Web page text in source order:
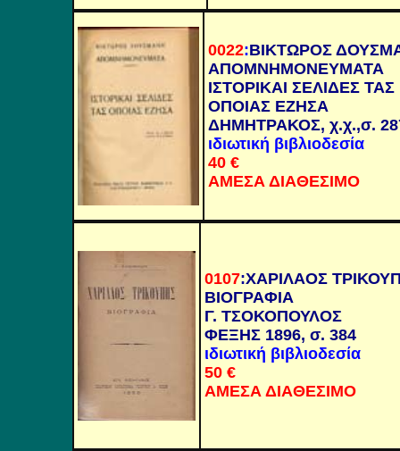
0022:ΒΙΚΤΩΡΟΣ
ΑΠΟΜΝΗΜΟΝΕΥΜΑΤΑ
ΙΣΤΟΡΙΚΑΙ ΣΕΛΙΔΕΣ ΤΑΣ
ΟΠΟΙΑΣ ΕΖΗΣΑ
ΔΗΜΗΤΡΑΚΟΣ, χ.χ.,σ.
ιδιωτική βιβλιοδεσία
40€
ΑΜΕΣΑ ΔΙΑΘΕΣΙΜΟ
0107:ΧΑΡΙΛΑΟΣ
ΒΙΟΓΡΑΦΙΑ
Γ. ΤΣΟΚΟΠΟΥΛΟΣ
ΦΕΞΗΣ 1896, σ. 384
ιδιωτική βιβλιοδεσία
50€
ΑΜΕΣΑ ΔΙΑΘΕΣΙΜΟ